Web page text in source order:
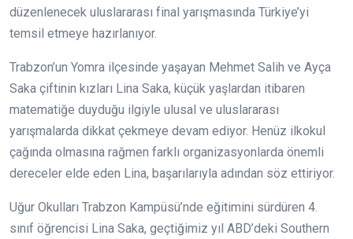
düzenlenecek uluslararası final yarışmasında Türkiye’yi
temsil etmeye hazırlanıyor.
Trabzon’un Yomra ilçesinde yaşayan Mehmet Salih ve Ayça
Saka çiftinin kızları Lina Saka, küçük yaşlardan itibaren
matematiğe duyduğu ilgiyle ulusal ve uluslararası
yarışmalarda dikkat çekmeye devam ediyor. Henüz ilkokul
çağında olmasına rağmen farklı organizasyonlarda önemli
dereceler elde eden Lina, başarılarıyla adından söz ettiriyor.
Uğur Okulları Trabzon Kampüsü’nde eğitimini sürdüren 4.
sınıf öğrencisi Lina Saka, geçtiğimiz yıl ABD’deki Southern